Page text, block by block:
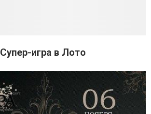
Супер-игра в Лото